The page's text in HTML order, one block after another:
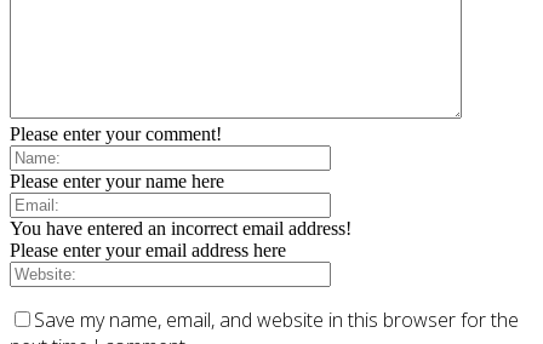
Please enter your comment!
Please enter your name here
You have entered an incorrect email address!
Please enter your email address here
Save my name, email, and website in this browser for the